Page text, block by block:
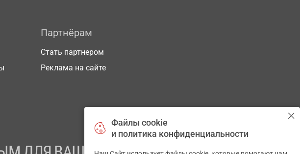
Партнёрам
Стать партнером
Реклама на сайте
Файлы cookie
и политика конфиденциальности